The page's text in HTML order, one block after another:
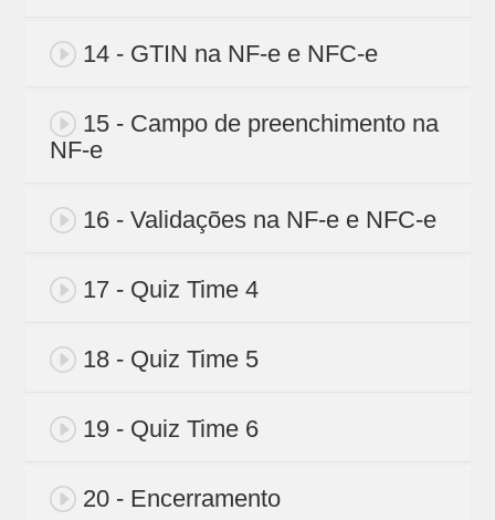
14 - GTIN na NF-e e NFC-e
15 - Campo de preenchimento na
NF-e
16 - Validações na NF-e e NFC-e
17 - Quiz Time 4
18 - Quiz Time 5
19 - Quiz Time 6
20 - Encerramento